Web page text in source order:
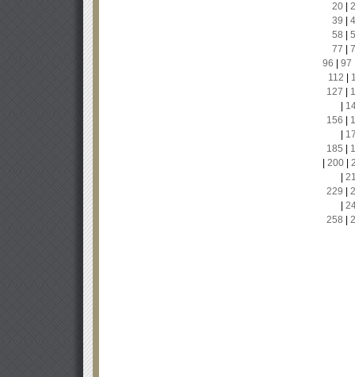
20|
39
58
77
96
97
112
127
156
185
200|
229
258